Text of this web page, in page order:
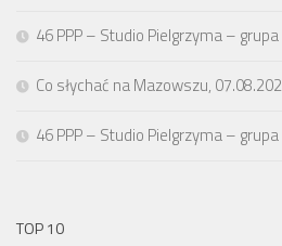
46 PPP – Studio Pielgrzyma –
Co słychać na Mazowszu,
46 PPP – Studio Pielgrzyma – grupa
TOP 10